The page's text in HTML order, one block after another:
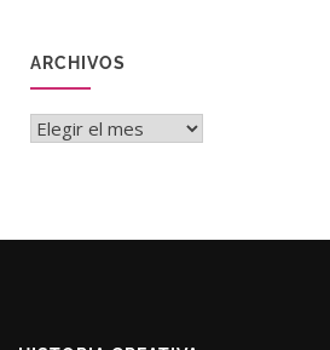
ARCHIVOS
Archivos